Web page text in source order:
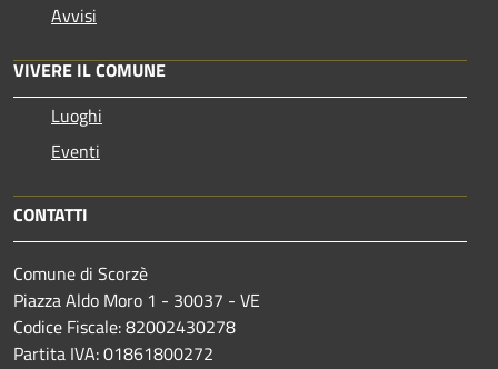
Avvisi
VIVERE IL COMUNE
Luoghi
Eventi
CONTATTI
Comune di Scorzè
Piazza Aldo Moro 1 - 30037 - VE
Codice Fiscale: 82002430278
Partita IVA: 01861800272